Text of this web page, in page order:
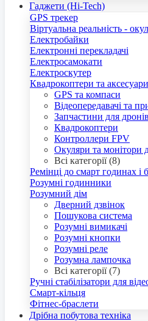
Гаджети (Hi-Tech)
GPS трекер
Віртуальна реальність -
Електробайки
Електронні перекладачі
Електросамокати
Електроскутер
Квадрокоптери та аксесуари
GPS та компаси
Відеопередавачі та
Запчастини для дронів
Квадрокоптери
Контроллери FPV
Окуляри та монітори
Всі категорії (8)
Ремінці до смарт годинах і
Розумні годинники
Розумний дім
Дверний дзвінок
Пошукова система
Розумні вимикачі
Розумні кнопки
Розумні реле
Розумна лампочка
Всі категорії (7)
Ручні стабілізатори для
Смарт-кільця
Фітнес-браслети
Дрібна побутова техніка